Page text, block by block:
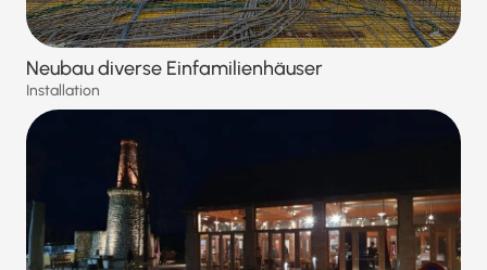
Neubau diverse Einfamilienhäuser
Installation